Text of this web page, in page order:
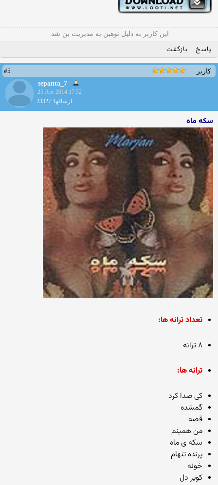
این کاربر به دلیل توهین به مدیریت بن شد.
پاسخ بازگفت
کاربر
#5
sepanta_7
25 Apr 2014 17:52
ارسالها: 23327
سکه ماه
تعداد ترانه ها:
۸ ترانه
ترانه ها:
کی صدا کرد
گمشده
قصه
من همینم
سکه ی ماه
پرنده تنهام
خونه
کویر دل